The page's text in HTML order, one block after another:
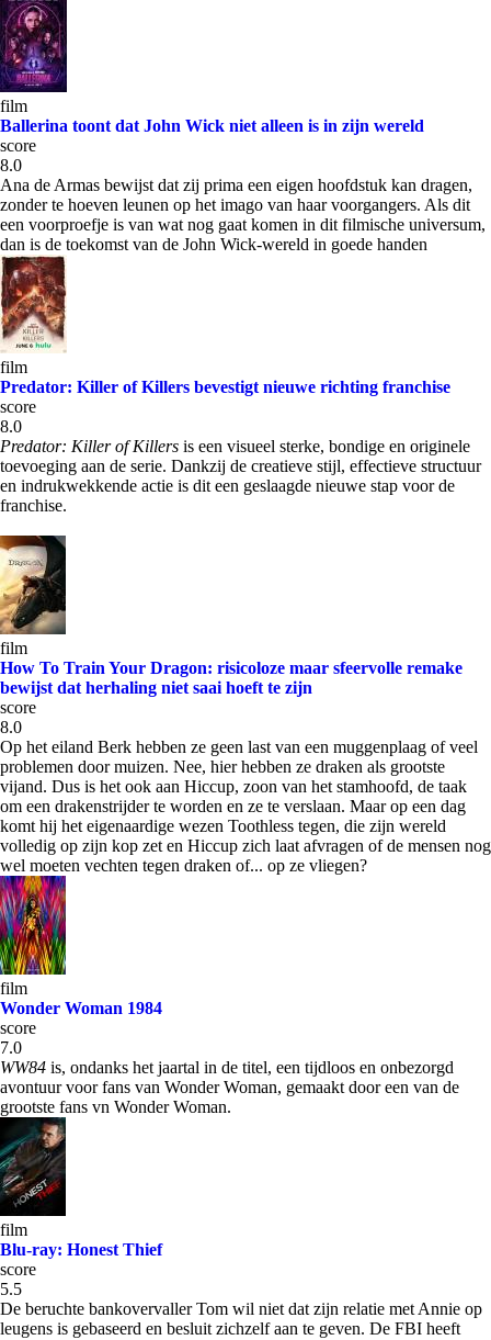
film
Ballerina toont dat John Wick niet alleen is in zijn wereld
score
8.0
Ana de Armas bewijst dat zij prima een eigen hoofdstuk kan dragen,
zonder te hoeven leunen op het imago van haar voorgangers. Als dit
een voorproefje is van wat nog gaat komen in dit filmische universum,
dan is de toekomst van de John Wick-wereld in goede handen
film
Predator: Killer of Killers bevestigt nieuwe richting franchise
score
8.0
Predator: Killer of Killers is een visueel sterke, bondige en originele
toevoeging aan de serie. Dankzij de creatieve stijl, effectieve structuur
en indrukwekkende actie is dit een geslaagde nieuwe stap voor de
franchise.
film
How To Train Your Dragon: risicoloze maar sfeervolle remake
bewijst dat herhaling niet saai hoeft te zijn
score
8.0
Op het eiland Berk hebben ze geen last van een muggenplaag of veel
problemen door muizen. Nee, hier hebben ze draken als grootste
vijand. Dus is het ook aan Hiccup, zoon van het stamhoofd, de taak
om een drakenstrijder te worden en ze te verslaan. Maar op een dag
komt hij het eigenaardige wezen Toothless tegen, die zijn wereld
volledig op zijn kop zet en Hiccup zich laat afvragen of de mensen nog
wel moeten vechten tegen draken of... op ze vliegen?
film
Wonder Woman 1984
score
7.0
WW84 is, ondanks het jaartal in de titel, een tijdloos en onbezorgd
avontuur voor fans van Wonder Woman, gemaakt door een van de
grootste fans vn Wonder Woman.
film
Blu-ray: Honest Thief
score
5.5
De beruchte bankovervaller Tom wil niet dat zijn relatie met Annie op
leugens is gebaseerd en besluit zichzelf aan te geven. De FBI heeft